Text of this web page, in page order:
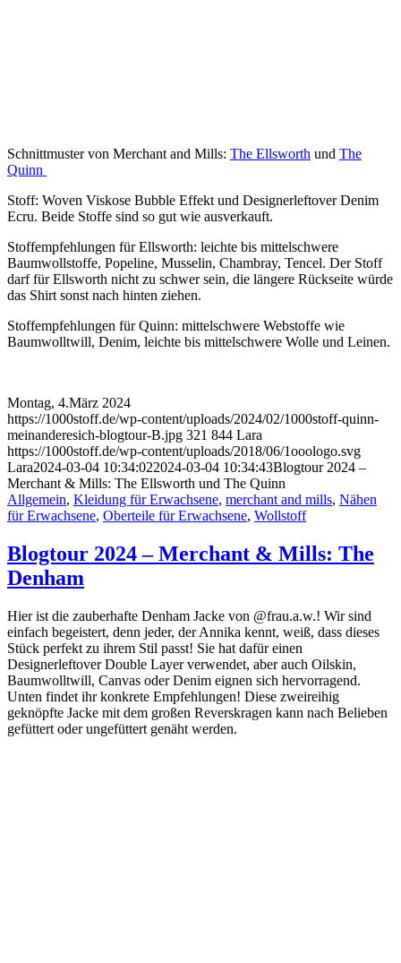
Schnittmuster von Merchant and Mills: The Ellsworth und The
Quinn
Stoff: Woven Viskose Bubble Effekt und Designerleftover Denim
Ecru. Beide Stoffe sind so gut wie ausverkauft.
Stoffempfehlungen für Ellsworth: leichte bis mittelschwere
Baumwollstoffe, Popeline, Musselin, Chambray, Tencel. Der Stoff
darf für Ellsworth nicht zu schwer sein, die längere Rückseite würde
das Shirt sonst nach hinten ziehen.
Stoffempfehlungen für Quinn: mittelschwere Webstoffe wie
Baumwolltwill, Denim, leichte bis mittelschwere Wolle und Leinen.
Montag, 4.März 2024
https://1000stoff.de/wp-content/uploads/2024/02/1000stoff-quinn-
meinanderesich-blogtour-B.jpg 321 844 Lara
https://1000stoff.de/wp-content/uploads/2018/06/1ooologo.svg
Lara2024-03-04 10:34:022024-03-04 10:34:43Blogtour 2024 –
Merchant & Mills: The Ellsworth und The Quinn
Allgemein, Kleidung für Erwachsene, merchant and mills, Nähen
für Erwachsene, Oberteile für Erwachsene, Wollstoff
Blogtour 2024 – Merchant & Mills: The
Denham
Hier ist die zauberhafte Denham Jacke von @frau.a.w.! Wir sind
einfach begeistert, denn jeder, der Annika kennt, weiß, dass dieses
Stück perfekt zu ihrem Stil passt! Sie hat dafür einen
Designerleftover Double Layer verwendet, aber auch Oilskin,
Baumwolltwill, Canvas oder Denim eignen sich hervorragend.
Unten findet ihr konkrete Empfehlungen! Diese zweireihig
geknöpfte Jacke mit dem großen Reverskragen kann nach Belieben
gefüttert oder ungefüttert genäht werden.